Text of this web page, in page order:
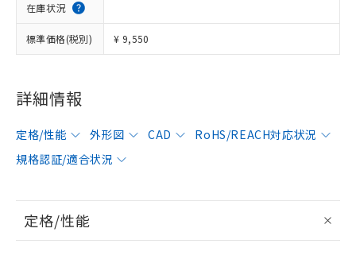
在庫状況
標準価格(税別) ¥ 9,550
詳細情報
定格/性能 外形図 CAD
RoHS/REACH対応状況
規格認証/適合状況
定格/性能